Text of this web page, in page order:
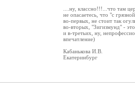
....ну, классно!!!...что там
не опасаетесь, что "с
во-первых, не стоит так
во-вторых, "Зигизмунд" -
и в-третьих, ну,
впечатление)
Кабанькова И.В.
Екатеринбург